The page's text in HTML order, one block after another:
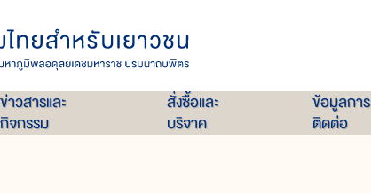
ข่าวสารและ
กิจกรรม
สั่งซื้อและ
บริจาค
ข้อมูลการ
ติดต่อ